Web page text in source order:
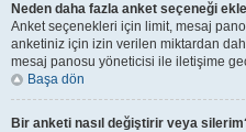
Neden daha fazla anket seçeneği
Anket seçenekleri için limit, mesaj
anketiniz için izin verilen miktardan
mesaj panosu yöneticisi ile iletişime
Başa dön
Bir anketi nasıl değiştirir veya